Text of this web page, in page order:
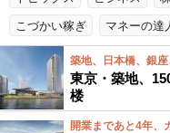
こづかい稼ぎ マネーの達
築地、日本橋、銀
東京・築地、
楼
開業まであと4年、